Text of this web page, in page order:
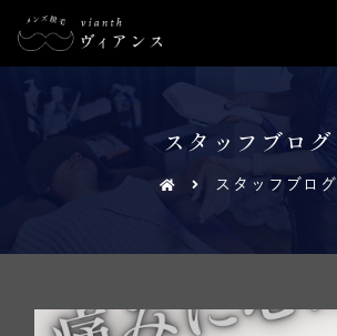
スタッフブログ
スタッフブログ